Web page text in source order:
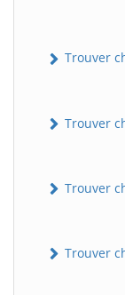
Trouver
Trouver
Trouver
Trouver